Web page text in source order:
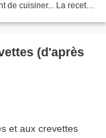
de cuisiner... La recette
(d'après